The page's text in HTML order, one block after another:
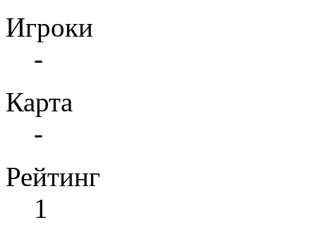
Игроки
-
Карта
-
Рейтинг
1